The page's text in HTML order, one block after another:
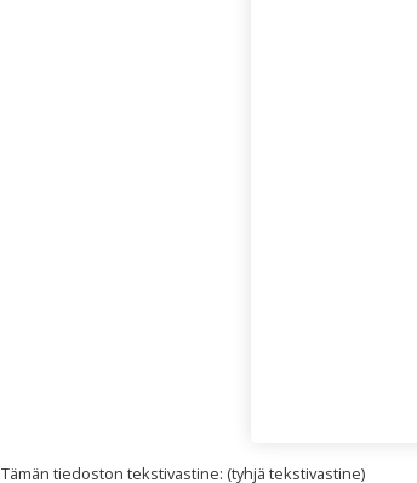
Tämän tiedoston tekstivastine: (tyhjä tekstivastine)